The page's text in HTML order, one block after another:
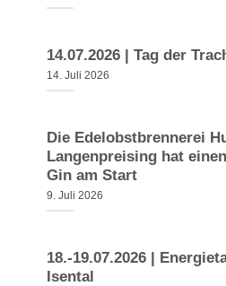
14.07.2026 | Tag der
14. Juli 2026
Die Edelobstbrennerei
Langenpreising hat
Gin am Start
9. Juli 2026
18.-19.07.2026 |
Isental